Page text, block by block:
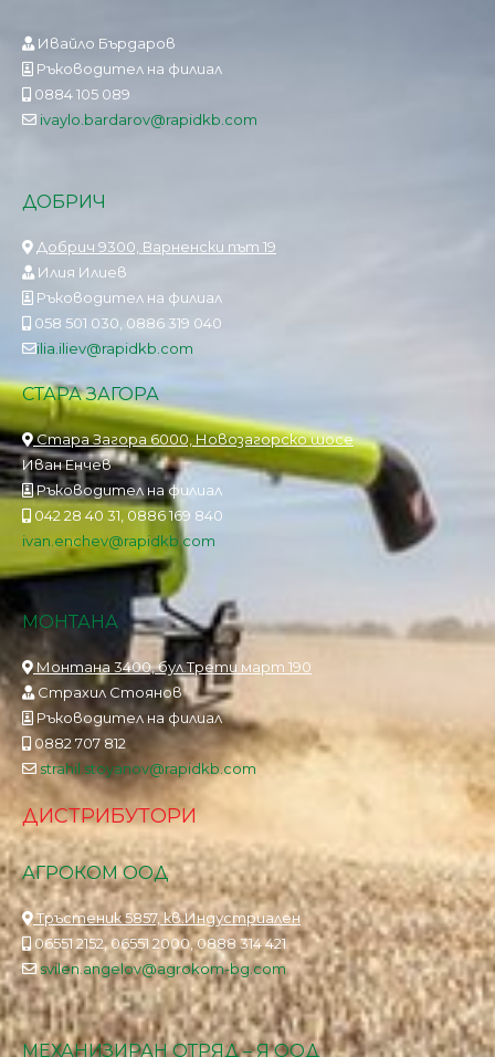
Ивайло Бърдаров
Ръководител на филиал
0884 105 089
ivaylo.bardarov@rapidkb.com
ДОБРИЧ
Добрич 9300, Варненски път 19
Илия Илиев
Ръководител на филиал
058 501 030, 0886 319 040
ilia.iliev@rapidkb.com
СТАРА ЗАГОРА
Стара Загора 6000, Новозагорско шосе
Иван Енчев
Ръководител на филиал
042 28 40 31, 0886 169 840
ivan.enchev@rapidkb.com
МОНТАНА
Монтана 3400, бул.Трети март 190
Страхил Стоянов
Ръководител на филиал
0882 707 812
strahil.stoyanov@rapidkb.com
ДИСТРИБУТОРИ
АГРОКОМ ООД
Тръстеник 5857, кв.Индустриален
06551 2152, 06551 2000, 0888 314 421
svilen.angelov@agrokom-bg.com
МЕХАНИЗИРАН ОТРЯД – Я ООД